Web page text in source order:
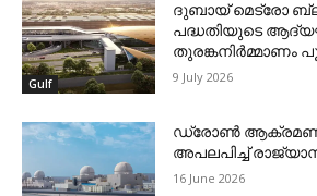
Gulf
ദുബായ് മെട്രോ
പദ്ധതിയുടെ
തുരങ്കനിര്‍മ്മാണം
9 July 2026
ഡ്രോണ്‍
അപലപിച്ച്
16 June 2026